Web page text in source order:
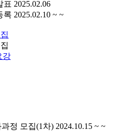
표 2025.02.06
록 2025.02.10 ~ ~
강
정 모집(1차) 2024.10.15 ~ ~